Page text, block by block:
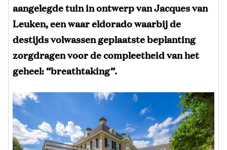
aangelegde tuin in ontwerp van Jacques van
Leuken, een waar eldorado waarbij de
destijds volwassen geplaatste beplanting
zorgdragen voor de compleetheid van het
geheel: “breathtaking”.